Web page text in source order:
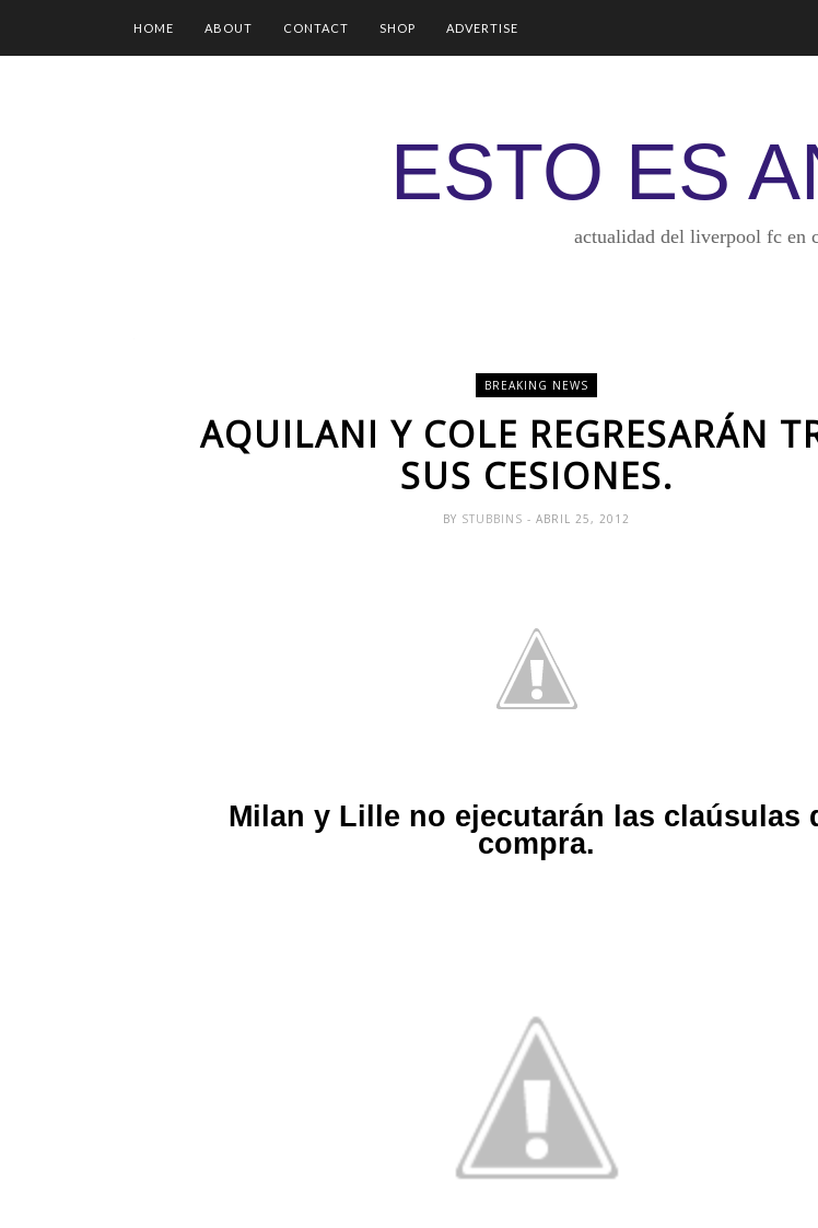
HOME ABOUT CONTACT SHOP ADVERTISE
ESTO ES
actualidad del liverpool fc en
BREAKING NEWS
AQUILANI Y COLE REGRESARÁN
SUS CESIONES.
BY STUBBINS - ABRIL 25, 2012
Milan y Lille no ejecutarán las claúsulas
compra.